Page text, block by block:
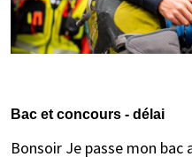
Bac et concours - délai
Bonsoir Je passe mon